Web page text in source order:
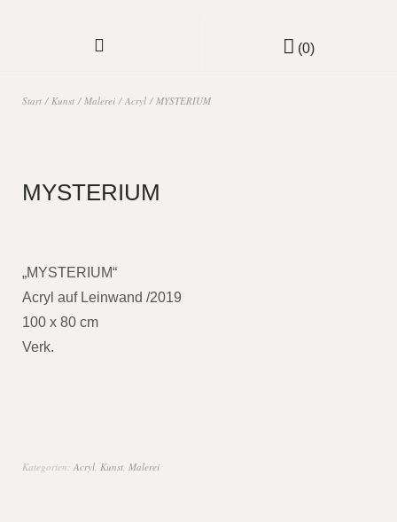
(0)
Start / Kunst / Malerei / Acryl / MYSTERIUM
MYSTERIUM
„MYSTERIUM“
Acryl auf Leinwand /2019
100 x 80 cm
Verk.
Kategorien: Acryl, Kunst, Malerei